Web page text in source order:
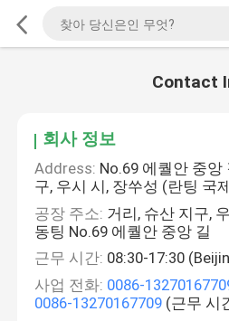
Contact
회사 정보
Address: No.69 에퀄안 중앙
구, 우시 시, 장쑤성 (란팅 국
공장 주소: 거리, 슈산 지구,
동팅 No.69 에퀄안 중앙 길
근무 시간: 08:30-17:30
사업 전화: 0086-
0086-13270167709 (근무 시